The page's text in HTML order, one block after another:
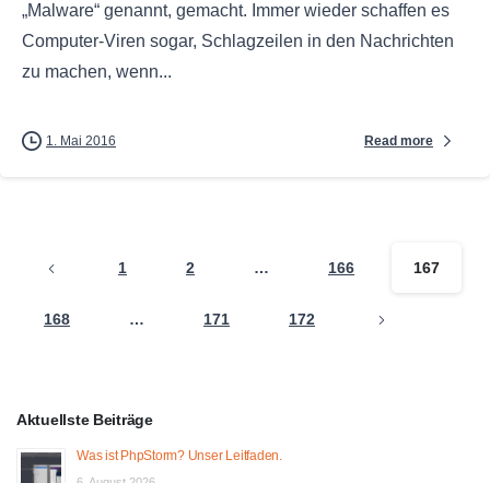
„Malware“ genannt, gemacht. Immer wieder schaffen es
Computer-Viren sogar, Schlagzeilen in den Nachrichten
zu machen, wenn...
1. Mai 2016 Read more
1 2 … 166 167
168 … 171 172
Aktuellste Beiträge
Was ist PhpStorm? Unser Leitfaden.